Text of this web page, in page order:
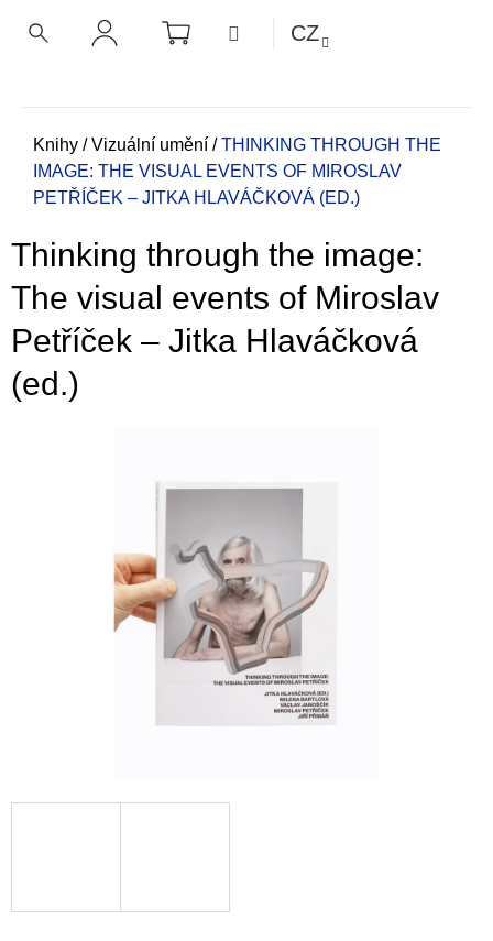
NÁKUPNÍ
KOŠÍK MENUCZ
Domů
Knihy / Vizuální umění / THINKING THROUGH THE
IMAGE: THE VISUAL EVENTS OF MIROSLAV
PETŘÍČEK –⁠ JITKA HLAVÁČKOVÁ (ED.)
Thinking through the image:
The visual events of Miroslav
Petříček –⁠ Jitka Hlaváčková
(ed.)
ZPĚT
ZPĚT
o
p
o
ř
e
u
j
o